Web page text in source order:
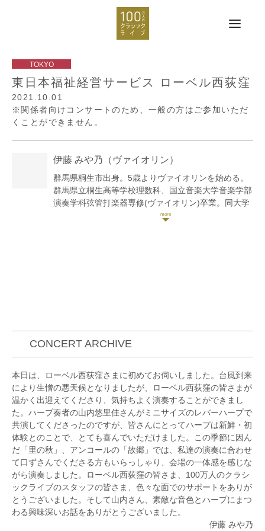
東日本福祉経営サービス ローベル西荻窪
2021.10.01
※関係者向けコンサートのため、一般の方はご参加いただ
くことができません。
伊藤 みや乃 （ヴァイオリン）
群馬県桐生市出身。5歳よりヴァイオリンを始める。
群馬県立桐生高等学校理数科、国立音楽大学音楽学部
演奏学科弦管打楽器専修(ヴァイオリン)卒業。同大学
大学院に進学し、ウィーン国立音楽大学への留学を経
第17回“長江杯”国際音楽コンクール 弦楽器部門 一般
国立音楽大学、群馬県より奨学金を受け、それぞれ第
33回、第37回草津夏期国際音楽アカデミーを受講、
Werner Hink、Paolo Franceschini各氏のヴァイオリ
ンマスタークラスを修了。
大学の推薦やオーディション合格により、平成25年度
国立音楽大学卒業演奏会、第47回国立音楽大学群馬県
同調会新人演奏会、第33回ぐんま新人演奏会、第60
回東京国際芸術協会新人演奏会、レインボウ21 サン
トリーホール デビューコンサート2015に出演。
桐生交響楽団第31回定期演奏会、中野弦楽アンサンブ
ル第5回演奏会において、ヴァイオリン協奏曲のソリ
ストを務め、好評を博した。
現在はティーチング・アーティストとして、クラシッ
CONCERT ARCHIVE
本日は、ローベル西荻窪さまに初めてお伺いしました。台風到来
により生憎の悪天候となりましたが、ローベル西荻窪の皆さまが
温かく出迎えてくださり、気持ちよく演奏することができまし
た。ハープ奏者の山内悠里佳さんがミニサイズのレバーハープで
共演してくださったのですが、皆さんにとってハープは新鮮・初
体験とのことで、とても喜んでいただけました。この季節に因ん
だ「里の秋」、アンコールの「故郷」では、私達の演奏に合わせ
て口ずさんでくださる方もいらっしゃり、会場の一体感を感じな
がら演奏しました。ローベル西荻窪の皆さま、100万人のクラシ
ックライブのスタッフの皆さま、色々な面でのサポートをありが
とうございました。そして山内さん、素敵な音色とハープにまつ
わる興味深いお話をありがとうございました。
伊藤 みや乃